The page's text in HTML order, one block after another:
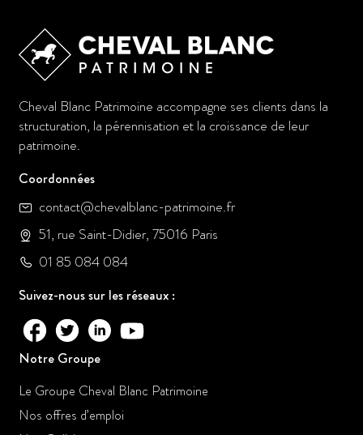
Cheval Blanc Patrimoine accompagne ses clients dans la
structuration, la pérennisation et la croissance de leur
patrimoine.
Coordonnées
contact@chevalblanc-patrimoine.fr
51, rue Saint-Didier, 75016 Paris
01 85 084 084
Suivez-nous sur les réseaux :
Notre Groupe
Le Groupe Cheval Blanc Patrimoine
Nos offres d’emploi